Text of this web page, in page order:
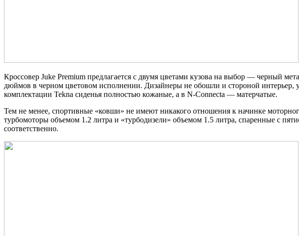
Кроссовер Juke Premium предлагается с двумя цветами кузова на выбор — черный
дюймов в черном цветовом исполнении. Дизайнеры не обошли и стороной
комплектации Tekna сиденья полностью кожаные, а в N-Connecta — матерчатые.
Тем не менее, спортивные «ковши» не имеют никакого отношения к начинке
турбомоторы объемом 1.2 литра и «турбодизели» объемом 1.5 литра, спаренные с
соответственно.